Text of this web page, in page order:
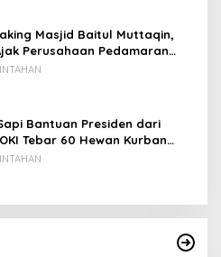
Masjid Baitul Muttaqin,
Perusahaan Pedamaran
Bantu
Bantuan Presiden dari
OKI Tebar 60 Hewan Kurban
APBD